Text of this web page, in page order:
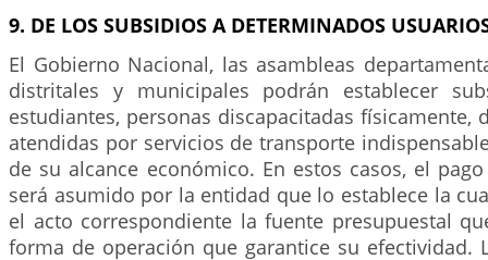
9. DE LOS SUBSIDIOS A DETERMINADOS
El Gobierno Nacional, las asambleas
distritales y municipales podrán establecer
estudiantes, personas discapacitadas físicamente,
atendidas por servicios de transporte
de su alcance económico. En estos casos, el
será asumido por la entidad que lo establece la
el acto correspondiente la fuente presupuestal
forma de operación que garantice su efectividad.